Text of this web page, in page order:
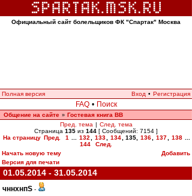
Официальный сайт болельщиков ФК "Спартак" Москва
Полная версия Вход • Регистрация
FAQ • Поиск
Общение на сайте » Гостевая книга ВВ
Пред. тема | След. тема
Страница 135 из 144 [ Сообщений: 7154 ]
На страницу Пред. 1 132 133 134 135, 136 137 138
144
След.
Начать новую тему
Добавить
Версия для печати
01.05.2014 - 31.05.2014
чннхнпS -